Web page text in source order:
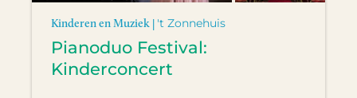
Kinderen en Muziek | 't Zonnehuis
Pianoduo Festival:
Kinderconcert